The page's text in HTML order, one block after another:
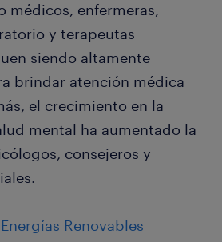
médicos, enfermeras,
y terapeutas
siendo altamente
brindar atención médica
el crecimiento en la
mental ha aumentado la
consejeros y
Renovables